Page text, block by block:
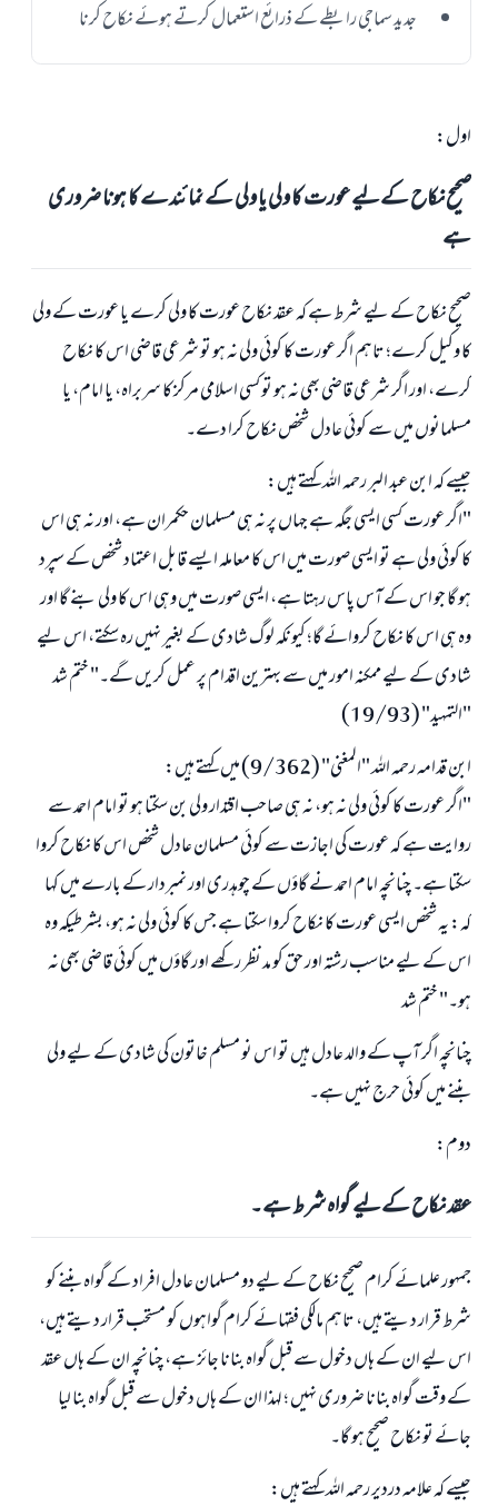
جدید سماجی رابطے کے ذرائع استعمال کرتے ہوئے نکاح کرنا
اول:
صحیح نکاح کے لیے عورت کا ولی یا ولی کے نمائندے کا ہونا ضروری
ہے
صحیح نکاح کے لیے شرط ہے کہ عقد نکاح عورت کا ولی کرے یا عورت کے ولی
کا وکیل کرے؛ تاہم اگر عورت کا کوئی ولی نہ ہو تو شرعی قاضی اس کا نکاح
کرے، اور اگر شرعی قاضی بھی نہ ہو تو کسی اسلامی مرکز کا سربراہ، یا امام، یا
مسلمانوں میں سے کوئی عادل شخص نکاح کرا دے۔
جیسے کہ ابن عبد البر رحمہ اللہ کہتے ہیں:
"اگر عورت کسی ایسی جگہ ہے جہاں پر نہ ہی مسلمان حکمران ہے، اور نہ ہی اس
کا کوئی ولی ہے تو ایسی صورت میں اس کا معاملہ ایسے قابل اعتماد شخص کے سپرد
ہو گا جو اس کے آس پاس رہتا ہے، ایسی صورت میں وہی اس کا ولی بنے گا اور
وہ ہی اس کا نکاح کروائے گا؛ کیونکہ لوگ شادی کے بغیر نہیں رہ سکتے، اس لیے
شادی کے لیے ممکنہ امور میں سے بہترین اقدام پر عمل کریں گے۔" ختم شد
"التمهيد" (19/93)
ابن قدامہ رحمہ اللہ "المغنی" (9/362) میں کہتے ہیں:
"اگر عورت کا کوئی ولی نہ ہو، نہ ہی صاحب اقتدار ولی بن سکتا ہو تو امام احمد سے
روایت ہے کہ عورت کی اجازت سے کوئی مسلمان عادل شخص اس کا نکاح کروا
سکتا ہے۔ چنانچہ امام احمد نے گاؤں کے چوہدری اور نمبردار کے بارے میں کہا
کہ: یہ شخص ایسی عورت کا نکاح کروا سکتا ہے جس کا کوئی ولی نہ ہو، بشرطیکہ وہ
اس کے لیے مناسب رشتہ اور حق کو مد نظر رکھے اور گاؤں میں کوئی قاضی بھی نہ
ہو۔" ختم شد
چنانچہ اگر آپ کے والد عادل ہیں تو اس نو مسلم خاتون کی شادی کے لیے ولی
بننے میں کوئی حرج نہیں ہے۔
دوم:
عقد نکاح کے لیے گواہ شرط ہے۔
جمہور علمائے کرام صحیح نکاح کے لیے دو مسلمان عادل افراد کے گواہ بننے کو
شرط قرار دیتے ہیں، تاہم مالکی فقہائے کرام گواہوں کو مستحب قرار دیتے ہیں،
اس لیے ان کے ہاں دخول سے قبل گواہ بنانا جائز ہے، چنانچہ ان کے ہاں عقد
کے وقت گواہ بنانا ضروری نہیں ؛ لہذا ان کے ہاں دخول سے قبل گواہ بنا لیا
جائے تو نکاح صحیح ہو گا۔
جیسے کہ علامہ دردیر رحمہ اللہ کہتے ہیں: